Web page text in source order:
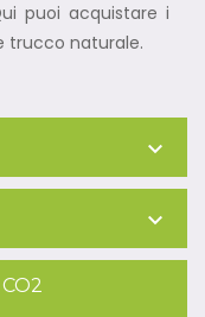
puoi acquistare i
trucco naturale.

